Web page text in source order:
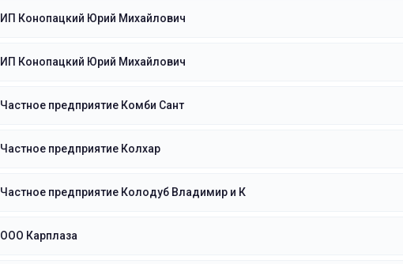
ИП Конопацкий Юрий Михайлович
ИП Конопацкий Юрий Михайлович
Частное предприятие Комби Сант
Частное предприятие Колхар
Частное предприятие Колодуб Владимир и К
ООО Карплаза